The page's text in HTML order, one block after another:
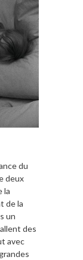
du
deux
la
de la
un
des
avec